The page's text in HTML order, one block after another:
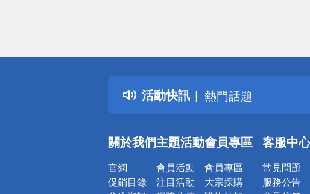
活動快訊
詐騙網頁！請小心
得獎公告
熱門話題
銀行優惠
詐騙網頁！請小心
關於我們
官網
促銷目錄
主題活動
會員活動
注目活動
會員專區
會員專區
大宗採購
客服中心
常見問題
服務公告